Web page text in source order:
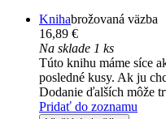
Knihabrožovaná väzba
16,89 €
Na sklade 1 ks
Túto knihu máme síce
posledné kusy. Ak ju
Dodanie ďalších môže
Pridať do zoznamu